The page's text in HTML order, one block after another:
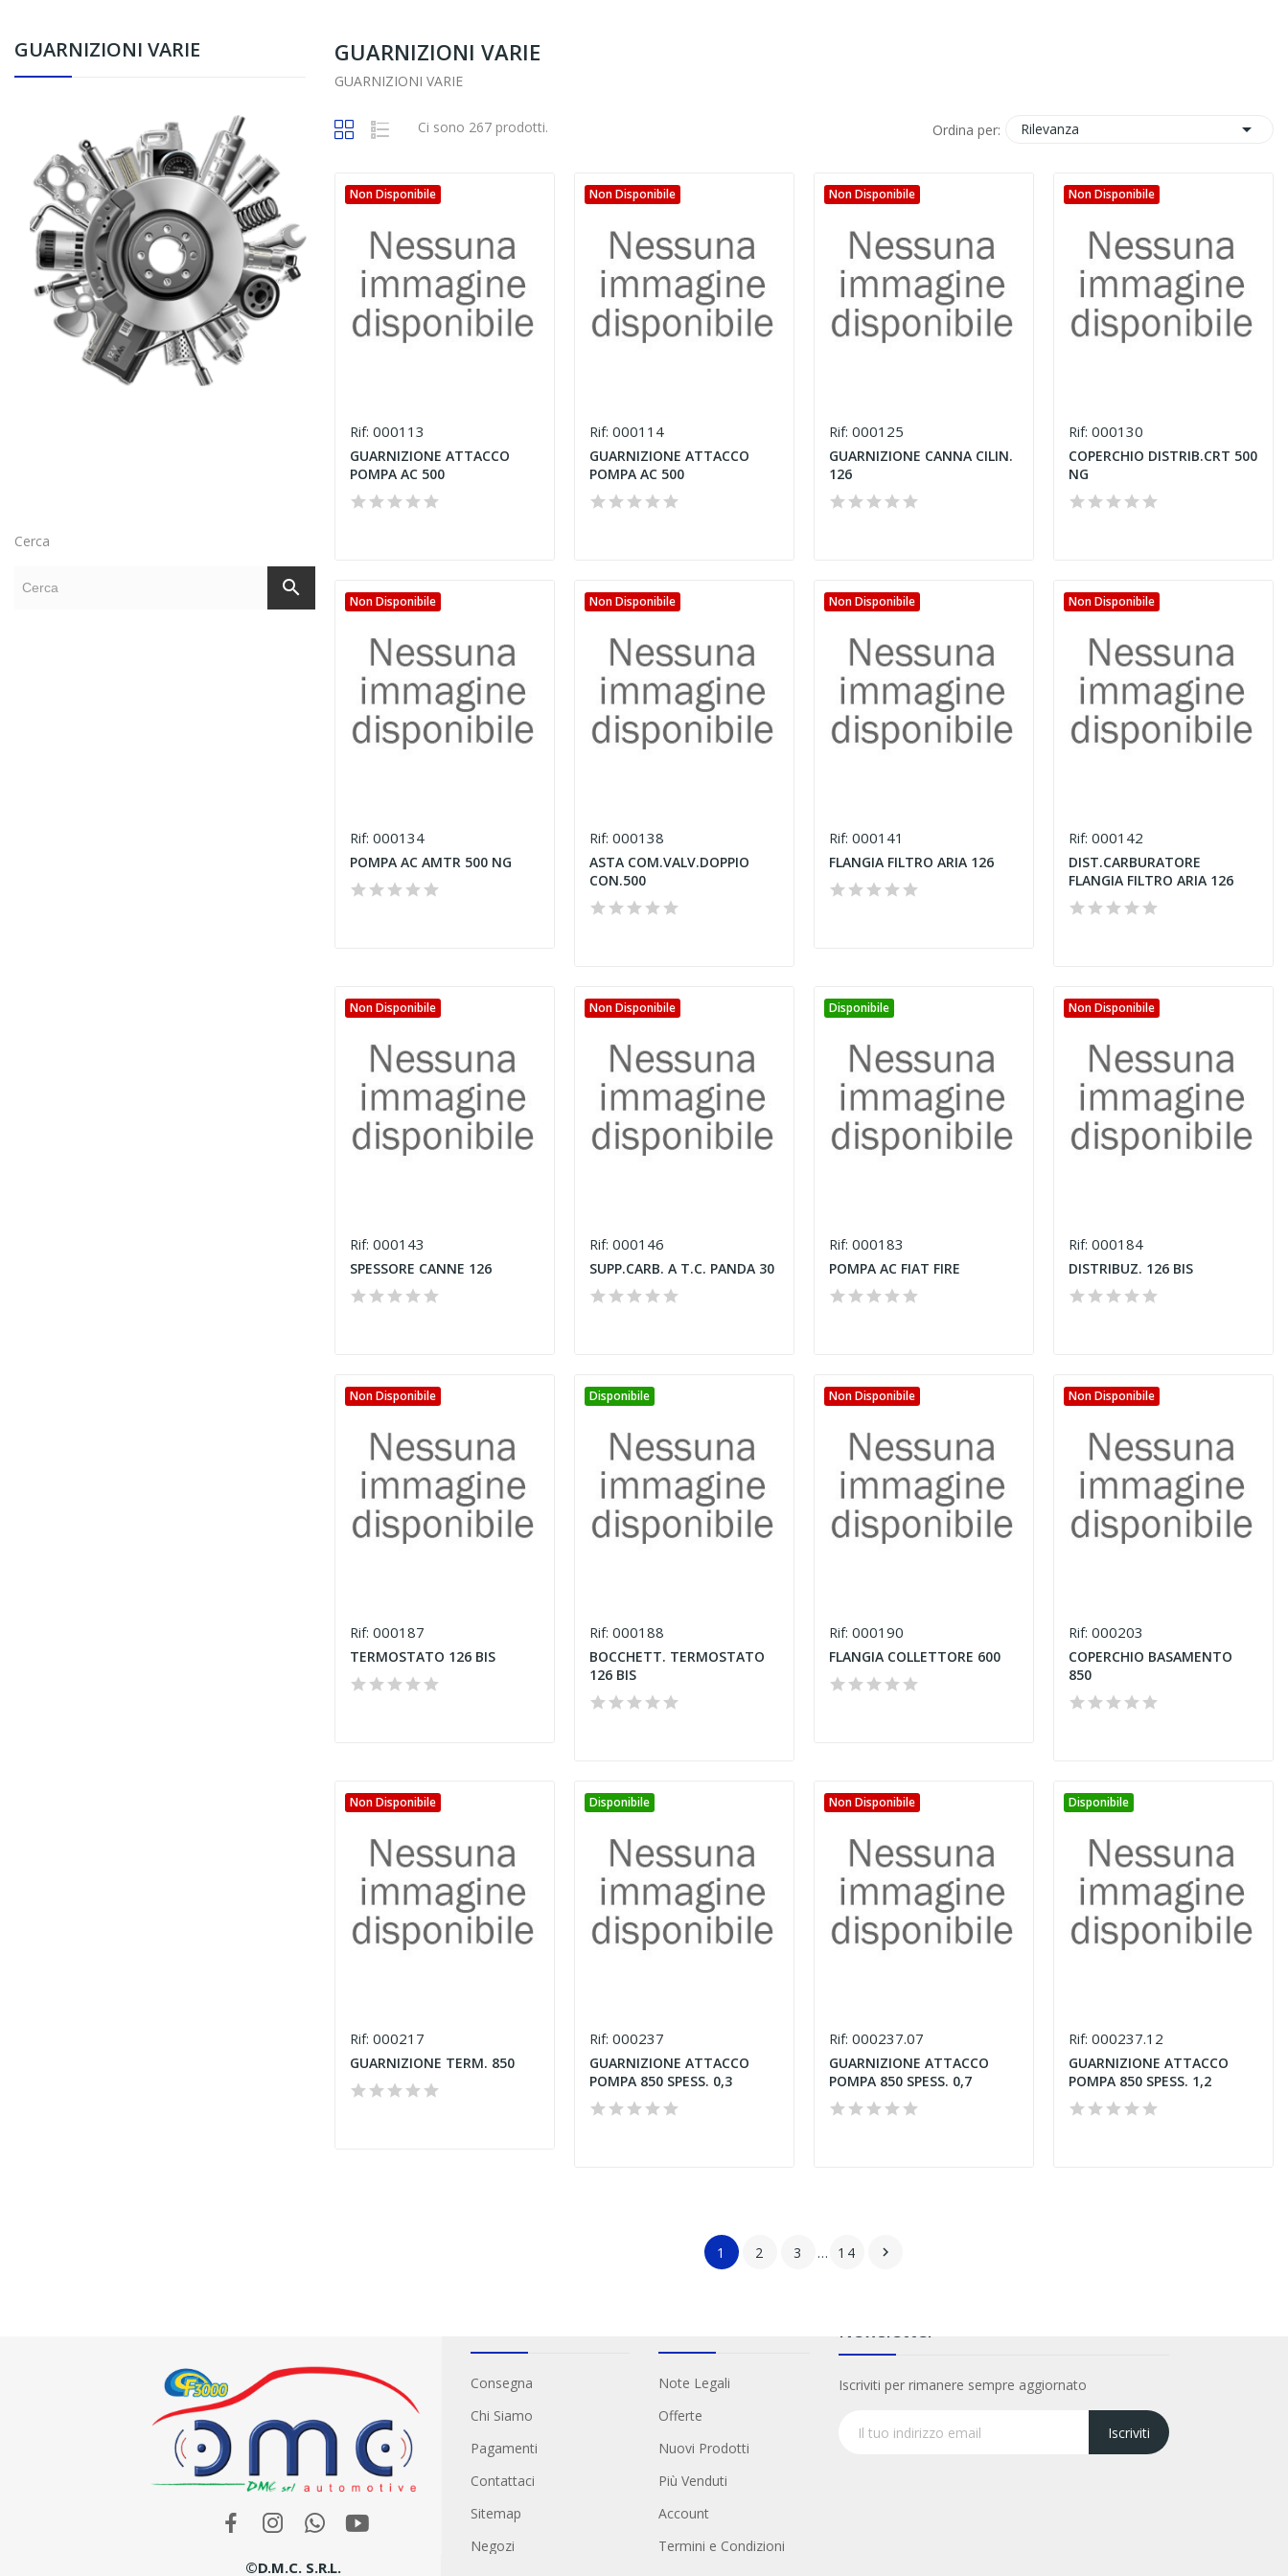
GUARNIZIONI VARIE
Cerca
search
GUARNIZIONI VARIE
GUARNIZIONI VARIE
Ci sono 267 prodotti. Ordina per: Rilevanza 
Non Disponibile
Rif: 000113
GUARNIZIONE ATTACCO
POMPA AC 500
Non Disponibile
Rif: 000114
GUARNIZIONE ATTACCO
POMPA AC 500
Non Disponibile
Rif: 000125
GUARNIZIONE CANNA CILIN.
126
Non Disponibile
Rif: 000130
COPERCHIO DISTRIB.CRT 500
NG
Non Disponibile
Rif: 000134
POMPA AC AMTR 500 NG
Non Disponibile
Rif: 000138
ASTA COM.VALV.DOPPIO
CON.500
Non Disponibile
Rif: 000141
FLANGIA FILTRO ARIA 126
Non Disponibile
Rif: 000142
DIST.CARBURATORE
FLANGIA FILTRO ARIA 126
Non Disponibile
Rif: 000143
SPESSORE CANNE 126
Non Disponibile
Rif: 000146
SUPP.CARB. A T.C. PANDA 30
Disponibile
Rif: 000183
POMPA AC FIAT FIRE
Non Disponibile
Rif: 000184
DISTRIBUZ. 126 BIS
Non Disponibile
Rif: 000187
TERMOSTATO 126 BIS
Disponibile
Rif: 000188
BOCCHETT. TERMOSTATO
126 BIS
Non Disponibile
Rif: 000190
FLANGIA COLLETTORE 600
Non Disponibile
Rif: 000203
COPERCHIO BASAMENTO
850
Non Disponibile
Rif: 000217
GUARNIZIONE TERM. 850
Disponibile
Rif: 000237
GUARNIZIONE ATTACCO
POMPA 850 SPESS. 0,3
Non Disponibile
Rif: 000237.07
GUARNIZIONE ATTACCO
POMPA 850 SPESS. 0,7
Disponibile
Rif: 000237.12
GUARNIZIONE ATTACCO
POMPA 850 SPESS. 1,2
1 2 3 … 14 
Consegna
Chi Siamo
Pagamenti
Contattaci
Sitemap
Negozi
Note Legali
Offerte
Nuovi Prodotti
Più Venduti
Account
Termini e Condizioni
Newsletter
Iscriviti per rimanere sempre aggiornato
Iscriviti
©D.M.C. S.r.l.